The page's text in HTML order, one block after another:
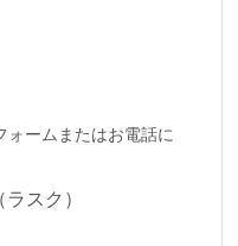
ォームまたはお電話に
スク）